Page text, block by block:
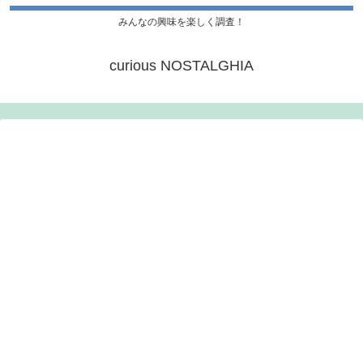
みんなの興味を楽しく調査！
curious NOSTALGHIA